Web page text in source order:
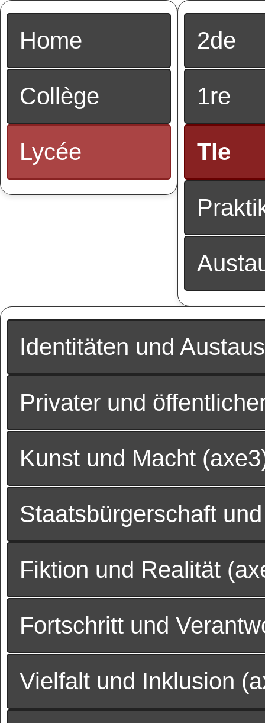
Home
Collège
Lycée
2de
1re
Tle
Identitäten und
Privater und
Kunst und Macht
Staatsbürgerschaft
Fiktion und Realität
Fortschritt und
Vielfalt und Inklusion